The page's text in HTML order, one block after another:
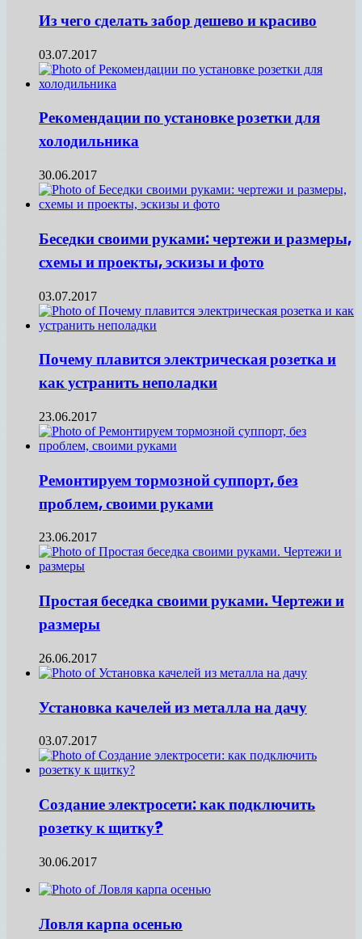
Из чего сделать забор дешево и красиво
03.07.2017
Рекомендации по установке розетки для
холодильника
30.06.2017
Беседки своими руками: чертежи и размеры,
схемы и проекты, эскизы и фото
03.07.2017
Почему плавится электрическая розетка и
как устранить неполадки
23.06.2017
Ремонтируем тормозной суппорт, без
проблем, своими руками
23.06.2017
Простая беседка своими руками. Чертежи и
размеры
26.06.2017
Установка качелей из металла на дачу
03.07.2017
Создание электросети: как подключить
розетку к щитку?
30.06.2017
Ловля карпа осенью